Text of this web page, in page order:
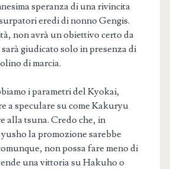
speranza di una rivincita
eredi di nonno Gengis.
non avrà un obiettivo certo da
giudicato solo in presenza di
di marcia.
i parametri del Kyokai,
a speculare su come Kakuryu
alla tsuna. Credo che, in
la promozione sarebbe
non possa fare meno di
una vittoria su Hakuho o